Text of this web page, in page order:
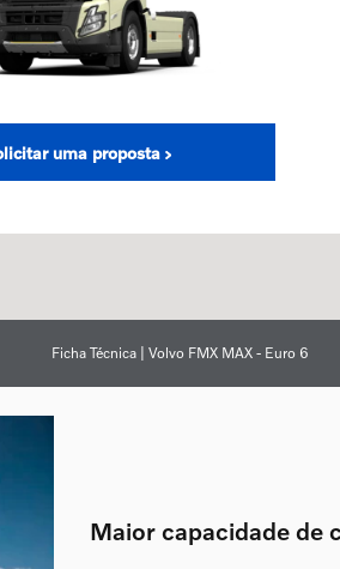
uma proposta
Ficha Técnica | Volvo FMX MAX - Euro 6
Maior capacidade de